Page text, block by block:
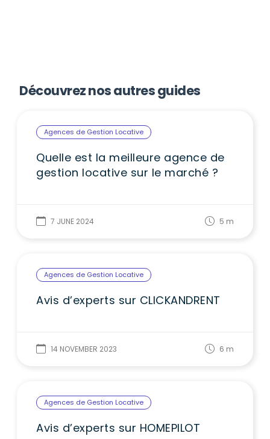
Découvrez nos autres guides
Agences de Gestion Locative
Quelle est la meilleure agence de
gestion locative sur le marché ?
7 JUNE 2024 5 m
Agences de Gestion Locative
Avis d’experts sur CLICKANDRENT
14 NOVEMBER 2023 6 m
Agences de Gestion Locative
Avis d’experts sur HOMEPILOT